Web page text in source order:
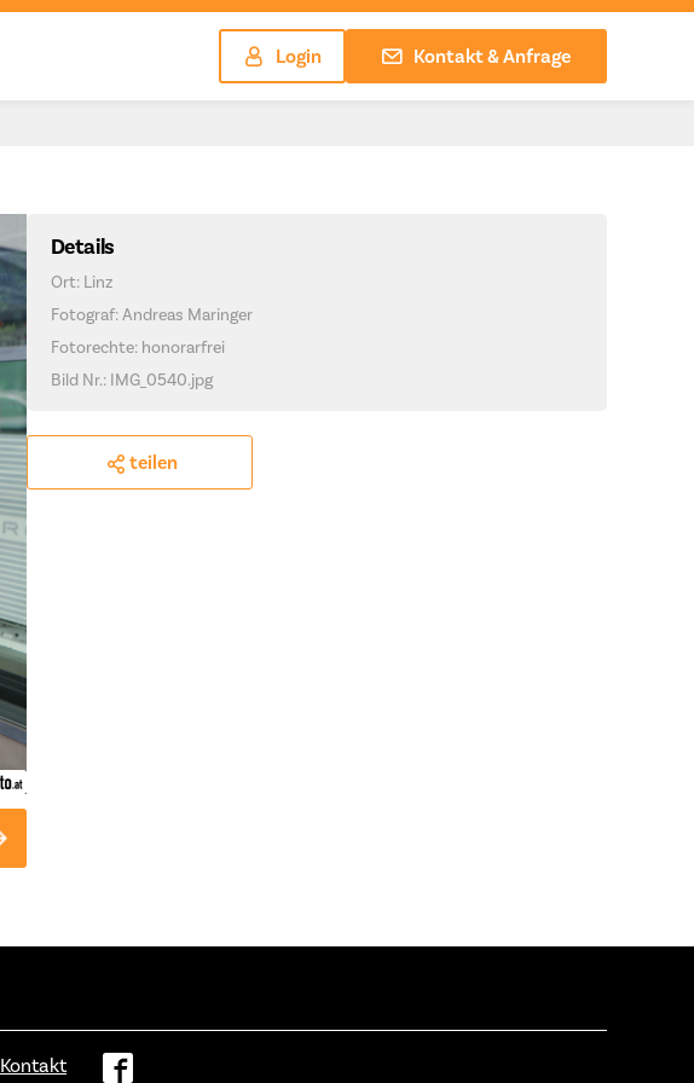
Login Kontakt & Anfrage
Details
Ort: Linz
Fotograf: Andreas Maringer
Fotorechte: honorarfrei
Bild Nr.: IMG_0540.jpg
teilen
Kontakt